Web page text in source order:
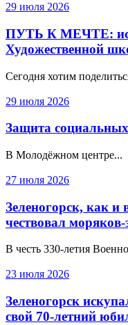
29 июля 2026
ПУТЬ К МЕЧТЕ:
Художественной
Сегодня хотим
29 июля 2026
Защита
В Молодёжном центре...
27 июля 2026
Зеленогорск, как и
чествовал
В честь 330‑летия
23 июля 2026
Зеленогорск
свой 70-летний